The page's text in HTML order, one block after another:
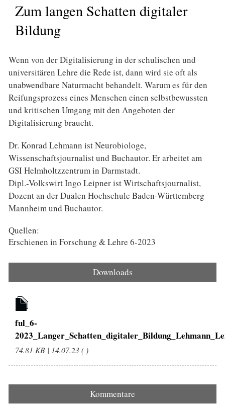
Zum langen Schatten digitaler
Bildung
Wenn von der Digitalisierung in der schulischen und
universitären Lehre die Rede ist, dann wird sie oft als
unabwendbare Naturmacht behandelt. Warum es für den
Reifungsprozess eines Menschen einen selbstbewussten
und kritischen Umgang mit den Angeboten der
Digitalisierung braucht.
Dr. Konrad Lehmann ist Neurobiologe,
Wissenschaftsjournalist und Buchautor. Er arbeitet am
GSI Helmholtzzentrum in Darmstadt.
Dipl.-Volkswirt Ingo Leipner ist Wirtschaftsjournalist,
Dozent an der Dualen Hochschule Baden-Württemberg
Mannheim und Buchautor.
Quellen:
Erschienen in Forschung & Lehre 6-2023
Downloads
ful_6-
74.81 KB | 14.07.23 ( )
Kommentare